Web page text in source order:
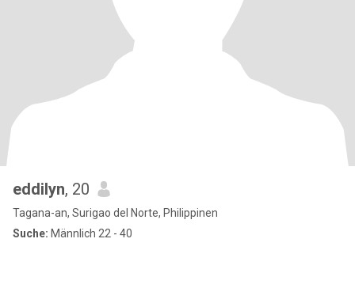
eddilyn, 20
Tagana-an, Surigao del Norte, Philippinen
Suche: Männlich 22 - 40